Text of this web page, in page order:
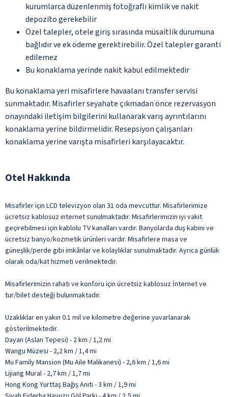
kurumlarca düzenlenmiş fotoğraflı kimlik ve nakit
depozito gerekebilir
Özel talepler, otele giriş sırasında müsaitlik durumuna
bağlıdır ve ek ödeme gerektirebilir. Özel talepler garanti
edilemez
Bu konaklama yerinde nakit kabul edilmektedir
Bu konaklama yeri misafirlere havaalanı transfer servisi
sunmaktadır. Misafirler seyahate çıkmadan önce rezervasyon
onayındaki iletişim bilgilerini kullanarak varış ayrıntılarını
konaklama yerine bildirmelidir. Resepsiyon çalışanları
konaklama yerine varışta misafirleri karşılayacaktır.
Otel Hakkında
Misafirler için LCD televizyon olan 31 oda mevcuttur. Misafirlerimize
ücretsiz kablosuz internet sunulmaktadır. Misafirlerimizin iyi vakit
geçirebilmesi için kablolu TV kanalları vardır. Banyolarda duş kabini ve
ücretsiz banyo/kozmetik ürünleri vardır. Misafirlere masa ve
güneşlik/perde gibi imkânlar ve kolaylıklar sunulmaktadır. Ayrıca günlük
olarak oda/kat hizmeti verilmektedir.
Misafirlerimizin rahatı ve konforu için ücretsiz kablosuz İnternet ve
tur/bilet desteği bulunmaktadır.
Uzaklıklar en yakın 0.1 mil ve kilometre değerine yuvarlanarak
gösterilmektedir.
Dayan (Aslan Tepesi) - 2 km / 1,2 mi
Wangu Müzesi - 2,2 km / 1,4 mi
Mu Family Mansion (Mu Aile Malikanesi) - 2,6 km / 1,6 mi
Lijiang Mural - 2,7 km / 1,7 mi
Hong Kong Yurttaş Bağış Anıtı - 3 km / 1,9 mi